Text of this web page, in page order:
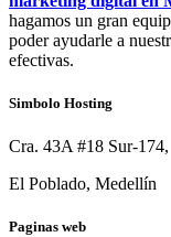
hagamos un gran
poder ayudarle a
efectivas.
Simbolo Hosting
Cra. 43A #18 Sur-174,
El Poblado, Medellín
Paginas web